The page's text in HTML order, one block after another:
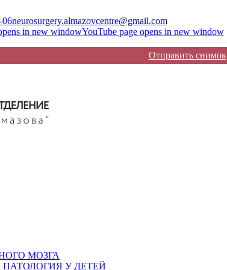
06neurosurgery.almazovcentre@gmail.com
in new windowYouTube page opens in new window
Отправить снимок
МОЗГА
У ДЕТЕЙ